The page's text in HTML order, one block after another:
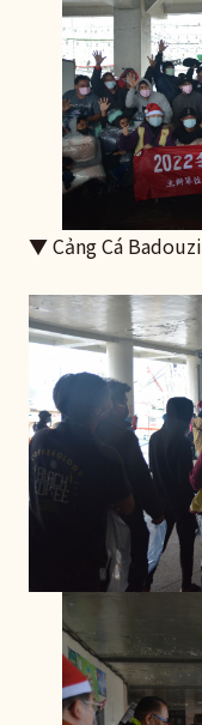
▼ Cảng Cá Badouzi